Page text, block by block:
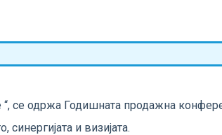
се одржа Годишната продажна
и визијата.